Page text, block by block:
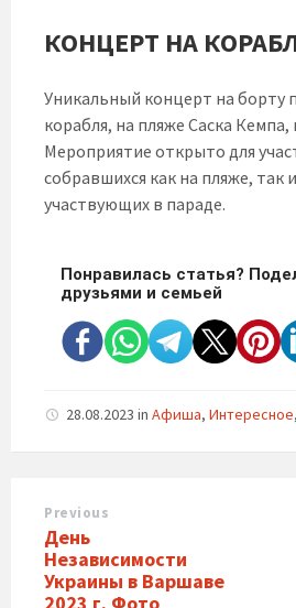
КОНЦЕРТ НА
Уникальный концерт на борту
корабля, на пляже Саска Кемпа,
Мероприятие открыто для
собравшихся как на пляже, так
участвующих в параде.
Понравилась статья?
друзьями и семьей
28.08.2023 in Афиша, Интересное,
Previous
День
Независимости
Украины в Варшаве